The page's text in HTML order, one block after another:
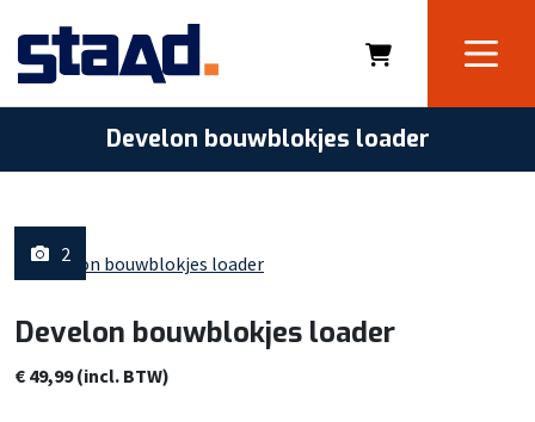
Develon bouwblokjes loader
2
Develon bouwblokjes loader
€ 49,99 (incl. BTW)